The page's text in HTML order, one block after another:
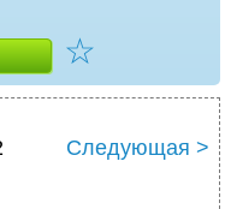
☆
Следующая >